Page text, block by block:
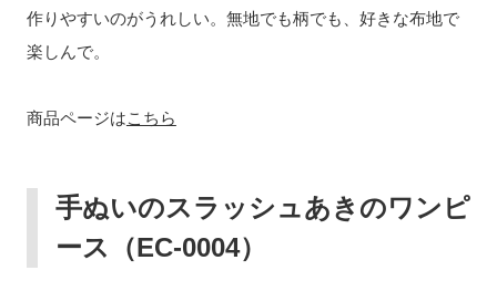
作りやすいのがうれしい。無地でも柄でも、好きな布地で
楽しんで。
商品ページはこちら
手ぬいのスラッシュあきのワンピ
ース（EC-0004）